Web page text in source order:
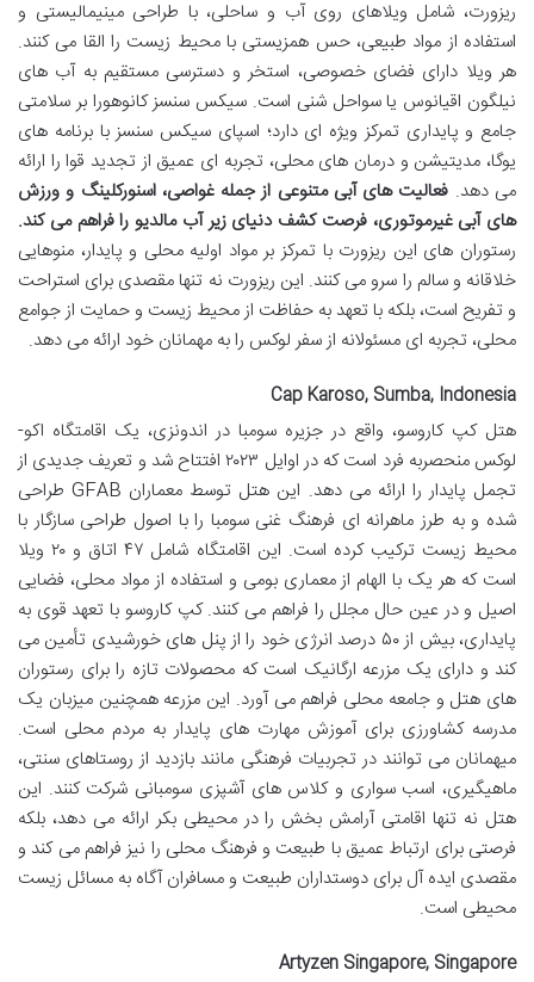
ریزورت، شامل ویلاهای روی آب و ساحلی، با طراحی مینیمالیستی و
استفاده از مواد طبیعی، حس همزیستی با محیط زیست را القا می کنند.
هر ویلا دارای فضای خصوصی، استخر و دسترسی مستقیم به آب های
نیلگون اقیانوس یا سواحل شنی است. سیکس سنسز کانوهورا بر سلامتی
جامع و پایداری تمرکز ویژه ای دارد؛ اسپای سیکس سنسز با برنامه های
یوگا، مدیتیشن و درمان های محلی، تجربه ای عمیق از تجدید قوا را ارائه
می دهد. فعالیت های آبی متنوعی از جمله غواصی، اسنورکلینگ و ورزش
های آبی غیرموتوری، فرصت کشف دنیای زیر آب مالدیو را فراهم می کند.
رستوران های این ریزورت با تمرکز بر مواد اولیه محلی و پایدار، منوهایی
خلاقانه و سالم را سرو می کنند. این ریزورت نه تنها مقصدی برای استراحت
و تفریح است، بلکه با تعهد به حفاظت از محیط زیست و حمایت از جوامع
محلی، تجربه ای مسئولانه از سفر لوکس را به مهمانان خود ارائه می دهد.
Cap Karoso, Sumba, Indonesia
هتل کپ کاروسو، واقع در جزیره سومبا در اندونزی، یک اقامتگاه اکو-
لوکس منحصربه فرد است که در اوایل ۲۰۲۳ افتتاح شد و تعریف جدیدی از
تجمل پایدار را ارائه می دهد. این هتل توسط معماران GFAB طراحی
شده و به طرز ماهرانه ای فرهنگ غنی سومبا را با اصول طراحی سازگار با
محیط زیست ترکیب کرده است. این اقامتگاه شامل ۴۷ اتاق و ۲۰ ویلا
است که هر یک با الهام از معماری بومی و استفاده از مواد محلی، فضایی
اصیل و در عین حال مجلل را فراهم می کنند. کپ کاروسو با تعهد قوی به
پایداری، بیش از ۵۰ درصد انرژی خود را از پنل های خورشیدی تأمین می
کند و دارای یک مزرعه ارگانیک است که محصولات تازه را برای رستوران
های هتل و جامعه محلی فراهم می آورد. این مزرعه همچنین میزبان یک
مدرسه کشاورزی برای آموزش مهارت های پایدار به مردم محلی است.
میهمانان می توانند در تجربیات فرهنگی مانند بازدید از روستاهای سنتی،
ماهیگیری، اسب سواری و کلاس های آشپزی سومبانی شرکت کنند. این
هتل نه تنها اقامتی آرامش بخش را در محیطی بکر ارائه می دهد، بلکه
فرصتی برای ارتباط عمیق با طبیعت و فرهنگ محلی را نیز فراهم می کند و
مقصدی ایده آل برای دوستداران طبیعت و مسافران آگاه به مسائل زیست
محیطی است.
Artyzen Singapore, Singapore